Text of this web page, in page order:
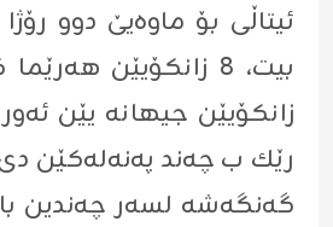
ئیتاڵی بۆ ماوه‌یێ دوو
زانكۆیێن جیهانه‌ یێن
رێك ب چه‌ند په‌نه‌له‌كێن
گه‌نگه‌شه‌ لسه‌ر چه‌ندین